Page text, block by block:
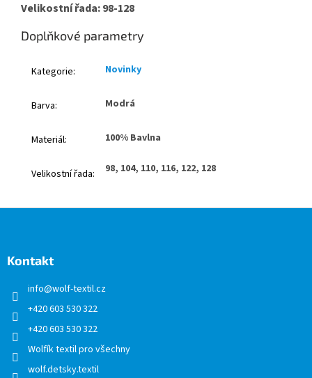
Velikostní řada: 98-128
Doplňkové parametry
Kategorie: Novinky
Barva: Modrá
Materiál: 100% Bavlna
Velikostní řada: 98, 104, 110, 116, 122, 128
Kontakt
info@wolf-textil.cz
+420 603 530 322
+420 603 530 322
Wolfík textil pro všechny
wolf.detsky.textil